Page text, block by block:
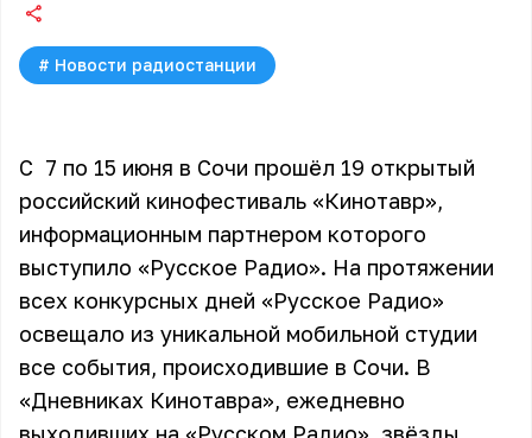
# Новости радиостанции
С 7 по 15 июня в Сочи прошёл 19 открытый
российский кинофестиваль «Кинотавр»,
информационным партнером которого
выступило «Русское Радио». На протяжении
всех конкурсных дней «Русское Радио»
освещало из уникальной мобильной студии
все события, происходившие в Сочи. В
«Дневниках Кинотавра», ежедневно